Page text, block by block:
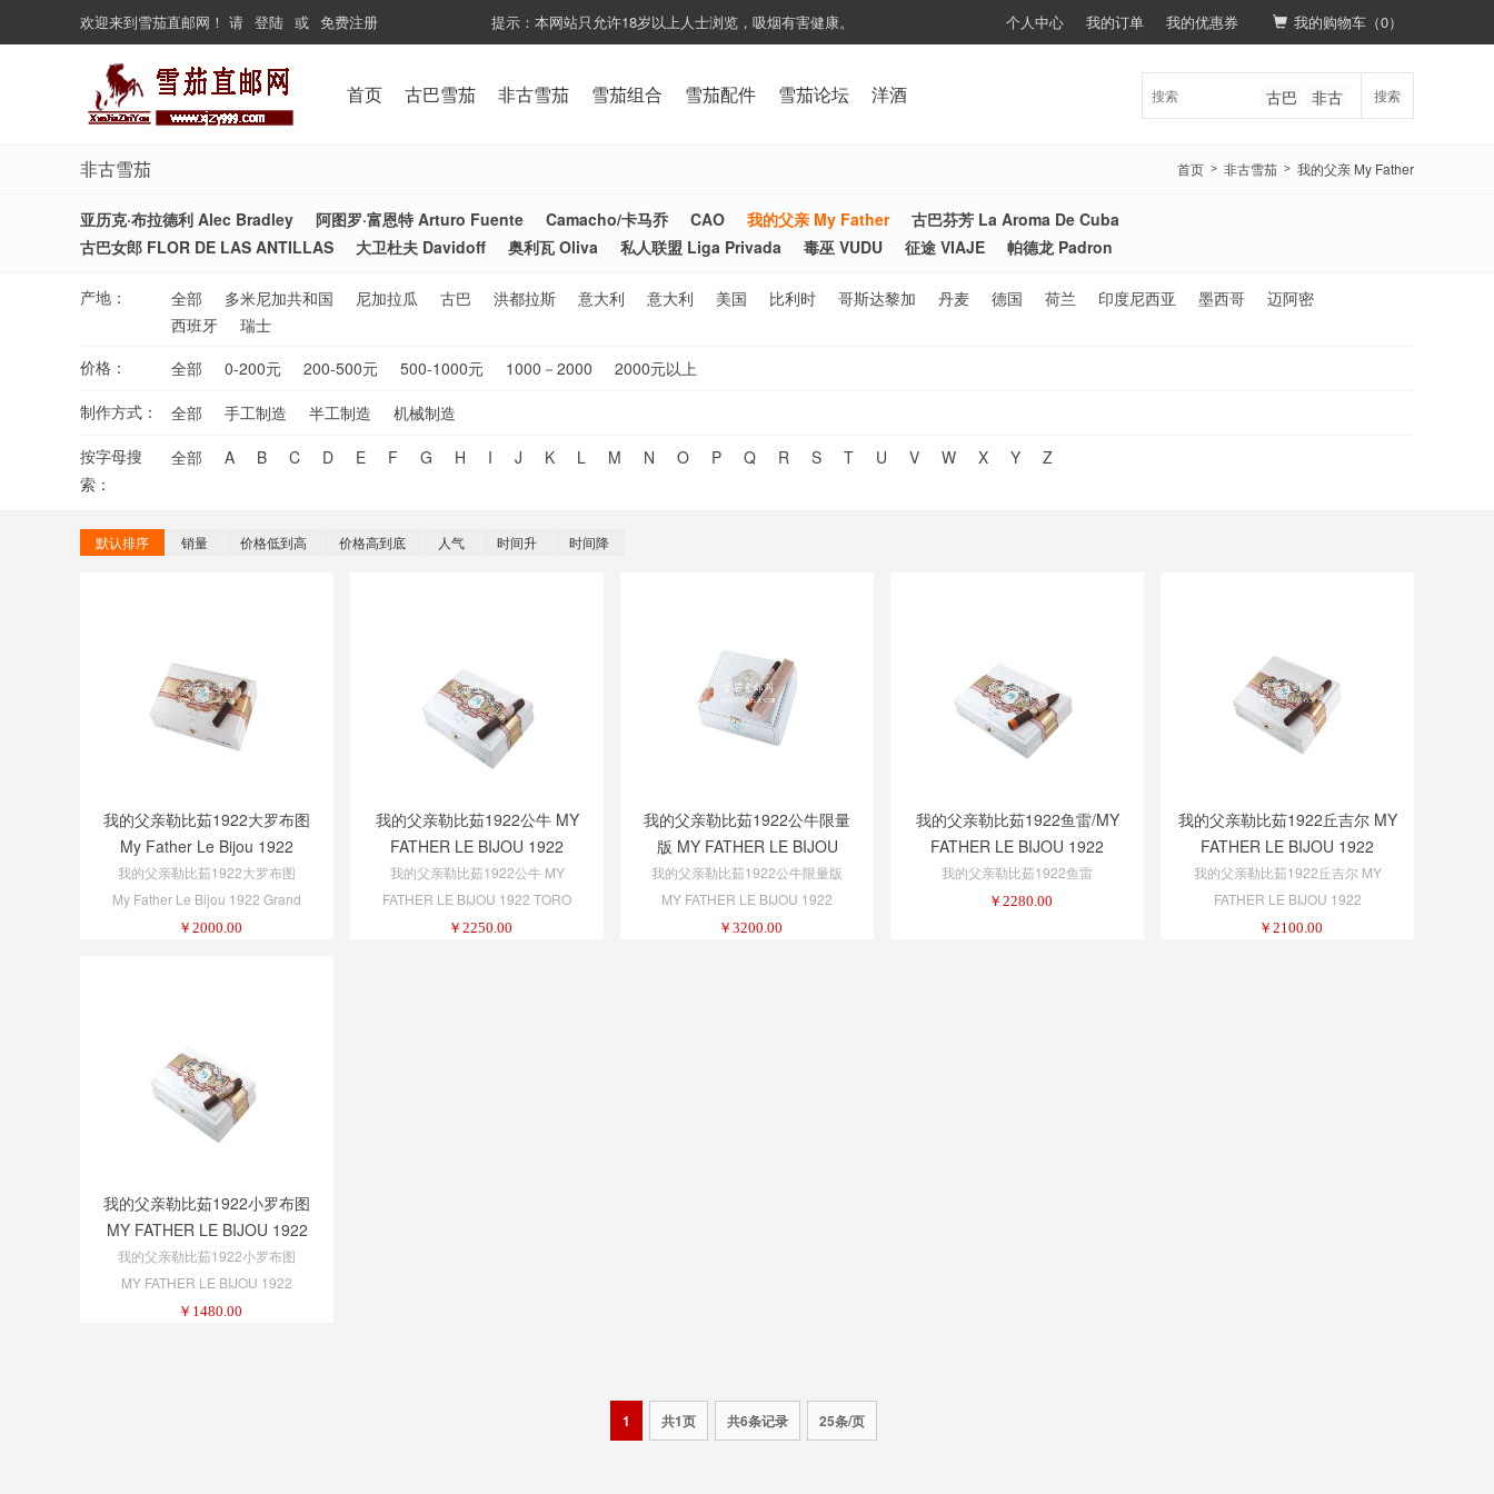
个人中心 我的订单 我的优惠券
欢迎来到雪茄直邮网 ！ 请 登陆 或 免费注册 提示：本网站只允许18岁以上人士浏览，吸烟有害健康。 我的购物车（0）
首页 古巴雪茄 非古雪茄 雪茄组合 雪茄配件 雪茄论坛 洋酒 搜索
古巴 非古
非古雪茄 首页 > 非古雪茄 > 我的父亲 My Father
亚历克·布拉德利 Alec Bradley 阿图罗·富恩特 Arturo Fuente Camacho/卡马乔 CAO 我的父亲 My Father
古巴芬芳 La Aroma De Cuba
古巴女郎 FLOR DE LAS ANTILLAS
大卫杜夫 Davidoff 奥利瓦 Oliva 私人联盟 Liga Privada 毒巫 VUDU 征途 VIAJE 帕德龙 Padron
产地： 全部 多米尼加共和国 尼加拉瓜 古巴 洪都拉斯 意大利 意大利 美国 比利时 哥斯达黎加 丹麦 德国 荷兰 印度尼西亚 墨西哥
迈阿密
西班牙
瑞士
价格：
全部 0-200元 200-500元 500-1000元 1000－2000
2000元以上
制作方式：
全部 手工制造 半工制造
机械制造
按字母搜
索：
全部 A B C D E F G H I J K L M N O P Q R S T U V W X Y Z
默认排序 销量 价格低到高 价格高到底 人气 时间升 时间降
我的父亲勒比茹1922大罗布图
My Father Le Bijou 1922
Grand Robusto
我的父亲勒比茹1922大罗布图
My Father Le Bijou 1922 Grand
Robusto
￥ 2000.00
我的父亲勒比茹1922公牛 MY
FATHER LE BIJOU 1922
TORO
我的父亲勒比茹1922公牛 MY
FATHER LE BIJOU 1922 TORO
￥ 2250.00
我的父亲勒比茹1922公牛限量
版 MY FATHER LE BIJOU
1922 LIMITED EDITION TORO
我的父亲勒比茹1922公牛限量版
MY FATHER LE BIJOU 1922
LIMITED EDITION TORO
￥ 3200.00
我的父亲勒比茹1922鱼雷/MY
FATHER LE BIJOU 1922
TORPEDO
我的父亲勒比茹1922鱼雷
￥ 2280.00
我的父亲勒比茹1922丘吉尔 MY
FATHER LE BIJOU 1922
CHURCHILL
我的父亲勒比茹1922丘吉尔 MY
FATHER LE BIJOU 1922
CHURCHILL
￥ 2100.00
我的父亲勒比茹1922小罗布图
MY FATHER LE BIJOU 1922
PETIT ROBUSTO
我的父亲勒比茹1922小罗布图
MY FATHER LE BIJOU 1922
PETIT ROBUSTO
￥ 1480.00
1 共1页 共6条记录 25条/页